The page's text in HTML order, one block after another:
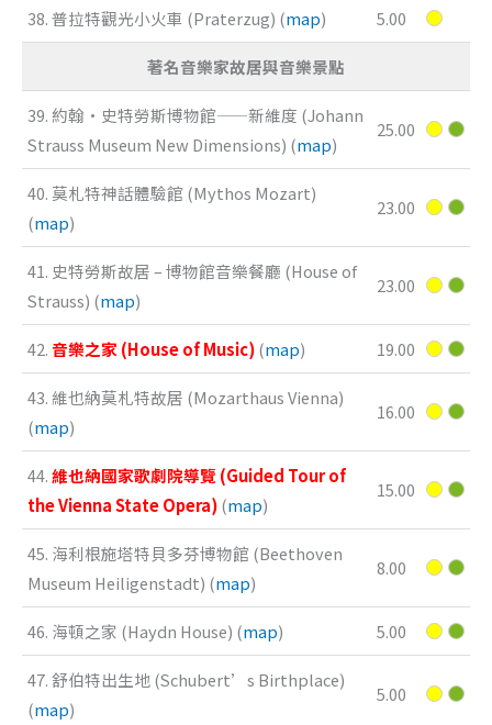
38. 普拉特觀光小火車 (Praterzug) (map) 5.00
著名音樂家故居與音樂景點
39. 約翰·史特勞斯博物館——新維度 (Johann
Strauss Museum New Dimensions) (map)
25.00
40. 莫札特神話體驗館 (Mythos Mozart)
(map)
23.00
41. 史特勞斯故居 – 博物館音樂餐廳 (House of
Strauss) (map)
23.00
42.音樂之家 (House of Music)(map) 19.00
43. 維也納莫札特故居 (Mozarthaus Vienna)
(map)
16.00
44.維也納國家歌劇院導覽 (Guided Tour of
the Vienna State Opera)(map)
15.00
45. 海利根施塔特貝多芬博物館 (Beethoven
Museum Heiligenstadt) (map)
8.00
46. 海頓之家 (Haydn House) (map) 5.00
47. 舒伯特出生地 (Schubert’s Birthplace)
(map)
5.00